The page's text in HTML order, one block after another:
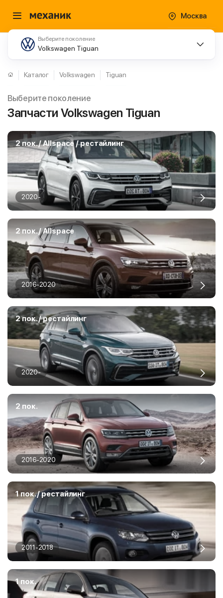
Москва
Выберите поколение
Volkswagen Tiguan
Каталог Volkswagen Tiguan
Выберите поколение
Запчасти Volkswagen Tiguan
2 пок. / Allspace / рестайлинг
2020-
2 пок. / Allspace
2016-2020
2 пок. / рестайлинг
2020-
2 пок.
2016-2020
1 пок. / рестайлинг
2011-2018
1 пок.